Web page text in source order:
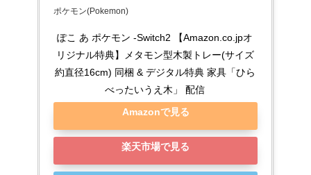
ポケモン(Pokemon)
ぽこ あ ポケモン -Switch2 【Amazon.co.jpオ
リジナル特典】メタモン型木製トレー(サイズ
約直径16cm) 同梱 & デジタル特典 家具「ひら
べったいうえ木」 配信
Amazonで見る
楽天市場で見る